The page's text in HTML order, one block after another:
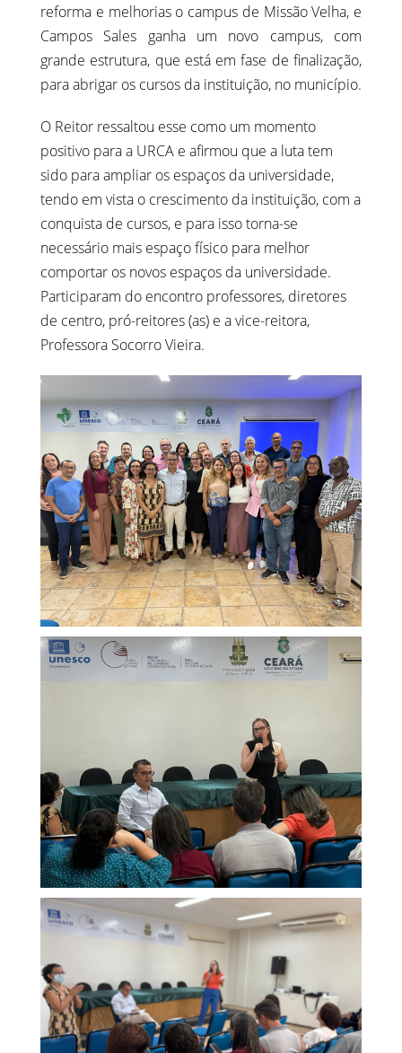
reforma e melhorias o campus de Missão Velha, e
Campos Sales ganha um novo campus, com
grande estrutura, que está em fase de finalização,
para abrigar os cursos da instituição, no município.
O Reitor ressaltou esse como um momento
positivo para a URCA e afirmou que a luta tem
sido para ampliar os espaços da universidade,
tendo em vista o crescimento da instituição, com a
conquista de cursos, e para isso torna-se
necessário mais espaço físico para melhor
comportar os novos espaços da universidade.
Participaram do encontro professores, diretores
de centro, pró-reitores (as) e a vice-reitora,
Professora Socorro Vieira.